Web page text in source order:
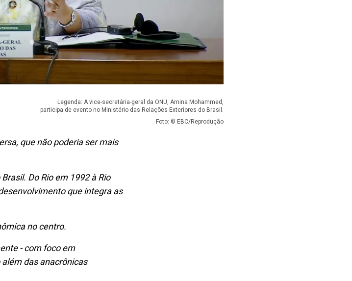
Legenda: A vice-secretária-geral da ONU, Amina Mohammed,
participa de evento no Ministério das Relações Exteriores do Brasil.
Foto: © EBC/Reprodução
que não poderia ser mais
Do Rio em 1992 à Rio
que integra as
no centro.
- com foco em
das anacrônicas